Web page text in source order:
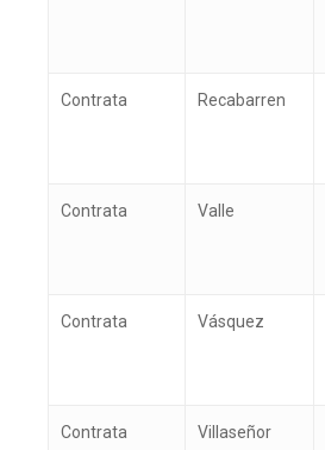
Contrata Recabarren
Contrata Valle
Contrata Vásquez
Contrata Villaseñor